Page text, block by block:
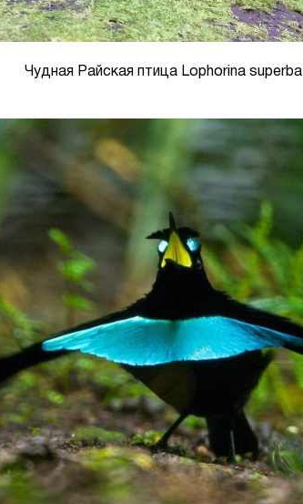
Чудная Райская птица Lophorina superba